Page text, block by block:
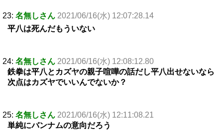
23: 名無しさん 2021/06/16(水) 12:07:28.14
平八は死んだもういない
24: 名無しさん 2021/06/16(水) 12:08:12.80
鉄拳は平八とカズヤの親子喧嘩の話だし平八出せないなら
次点はカズヤでいいんでないか？
25: 名無しさん 2021/06/16(水) 12:11:08.21
単純にバンナムの意向だろう